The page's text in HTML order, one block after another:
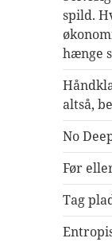
spild.
hænge
altså,
No
Før
Tag